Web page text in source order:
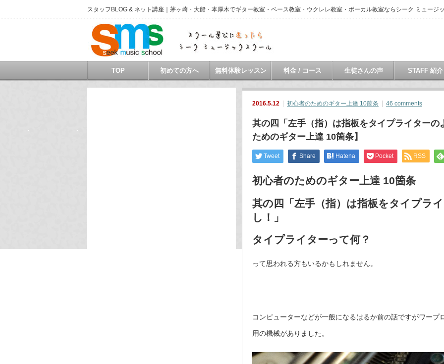
スタッフBLOG & ネット講座｜茅ヶ崎・大船・本厚木でギター教室・ベース教室・ウクレレ教室・ボーカル教室ならシーク ミュージ
TOP 初めての方へ 無料体験レッスン 料金 / コース 生徒さんの声 STAFF 紹介
2016.5.12 初心者のためのギター上達 10箇条 46 comments
其の四「左手（指）は指板をタイプライター
ためのギター上達 10箇条】
Tweet Share Hatena Pocket RSS
初心者のためのギター上達 10箇条
其の四「左手（指）は指板をタイプラ
し！」
タイプライターって何？
って思われる方もいるかもしれません。
コンピューターなどが一般になるはるか前の話ですがワー
用の機械がありました。